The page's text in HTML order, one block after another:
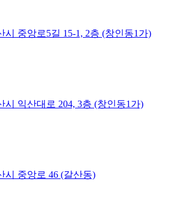
시 중앙로5길 15-1, 2층 (창인동1가)
시 익산대로 204, 3층 (창인동1가)
시 중앙로 46 (갈산동)